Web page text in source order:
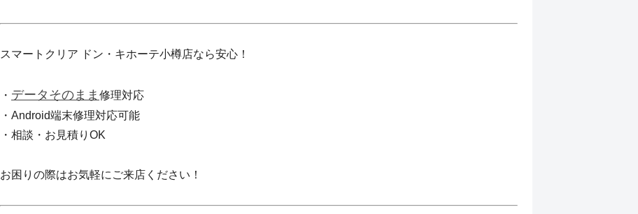
スマートクリア ドン・キホーテ小樽店なら安心！
・ データそのまま 修理対応
・Android端末修理対応可能
・相談・お見積りOK
お困りの際はお気軽にご来店ください！